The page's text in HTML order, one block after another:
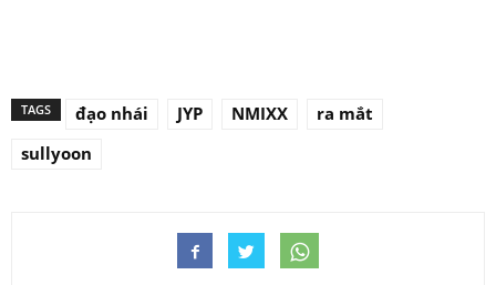
TAGS đạo nhái JYP NMIXX
ra mắt
sullyoon